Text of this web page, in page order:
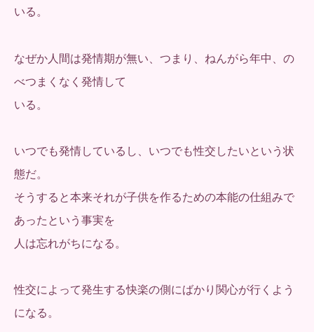
いる。
なぜか人間は発情期が無い、つまり、ねんがら年中、の
べつまくなく発情して
いる。
いつでも発情しているし、いつでも性交したいという状
態だ。
そうすると本来それが子供を作るための本能の仕組みで
あったという事実を
人は忘れがちになる。
性交によって発生する快楽の側にばかり関心が行くよう
になる。